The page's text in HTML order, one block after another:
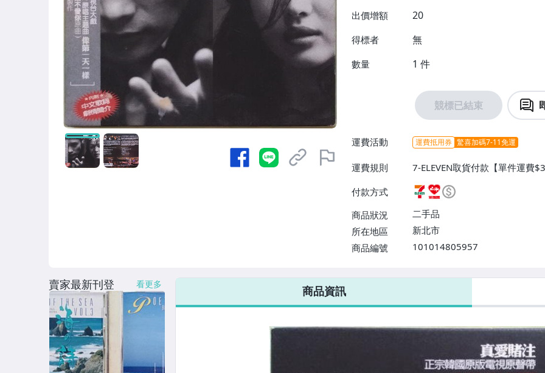
出價增額 20
得標者 無
數量 1 件
競標已結束
運費活動 運費抵用券 驚喜加碼7-11免運
運費規則
7-ELEVEN取貨付款【單件運費
$38】、萊爾富取貨付款【單件
付款方式
商品狀況
二手品
所在地區
新北市
商品編號
101014805957
7-ELEVEN 運費只要38元
商品資訊
賣家最新刊登 看更多